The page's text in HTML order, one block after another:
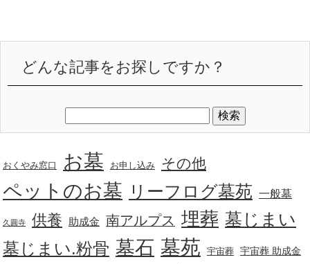
どんな記事をお探しですか？
おくやみ窓口 お墓 お申し込み その他
ペットのお墓 リーフログ墓苑 一般墓
久圓寺 供養 助成金 南アルプス 埋葬 墓じまい
墓じまい.粉骨 墓石 墓苑 宇宙葬 宇宙葬 助成金